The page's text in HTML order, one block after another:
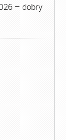
– dobry